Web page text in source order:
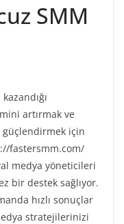
SMM
artırmak ve
için
fastersmm.com/
medya yöneticileri
bir destek sağlıyor.
hızlı sonuçlar
stratejilerinizi